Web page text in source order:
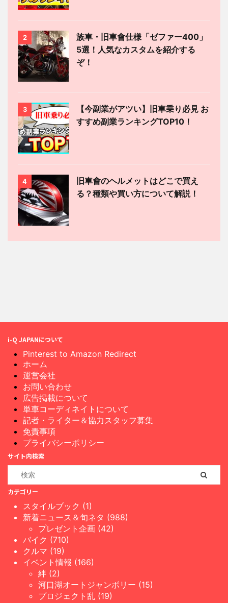
2
族車・旧車會仕様「ゼファー400」
5選！人気なカスタムを紹介する
ぞ！
3
【今副業がアツい】旧車乗り必見 お
すすめ副業ランキングTOP10！
4
旧車會のヘルメットはどこで買え
る？種類や買い方について解説！
i-Q JAPANについて
Pinterest to Amazon Redirect
ホーム
運営会社
お問い合わせ
広告掲載について
単車コーディネイトについて
記者・ライター＆協力スタッフ募集
免責事項
プライバシーポリシー
サイト内検索
カテゴリー
スタイルブック (1)
新着ニュース＆旬ネタ (988)
プレゼント企画 (42)
バイク (710)
クルマ (19)
イベント情報 (166)
絆 (2)
河口湖オートジャンボリー (15)
プロジェクト乱 (19)